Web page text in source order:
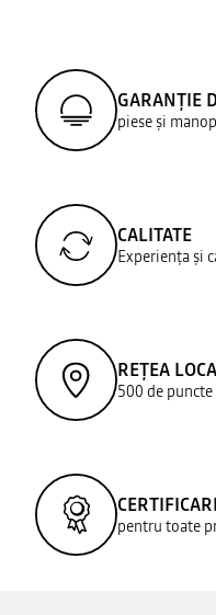
GARANȚIE
piese și
CALITATE
Experiența și
REȚEA
500 de
pentru toate